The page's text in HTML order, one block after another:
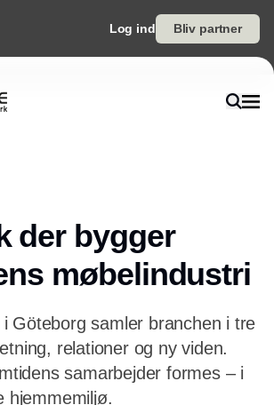
Log ind Bliv partner
der bygger
møbelindustri
Göteborg samler branchen i tre
relationer og ny viden.
samarbejder formes – i
hjemmemiljø.